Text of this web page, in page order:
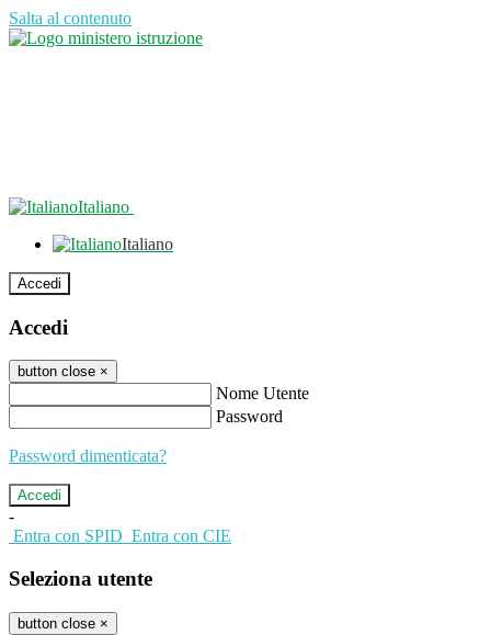
Salta al contenuto
Italiano
Italiano
Accedi
Accedi
button close ×
Nome Utente
Password
Password dimenticata?
-
Entra con SPID Entra con CIE
Seleziona utente
button close ×